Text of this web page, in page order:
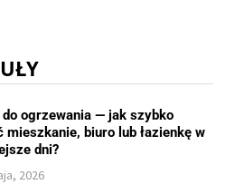
do ogrzewania — jak szybko
mieszkanie, biuro lub łazienkę w
dni?
2026